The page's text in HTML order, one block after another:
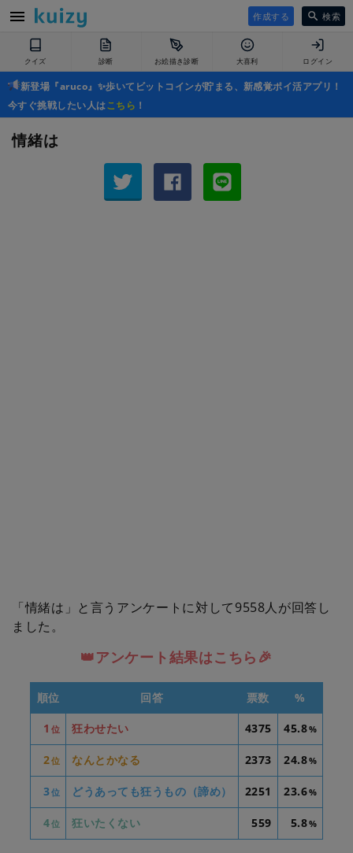
作成する 検索
クイズ 診断 お絵描き診断 大喜利 ログイン
新登場『aruco』✨歩いてビットコインが貯まる、新感覚ポイ活アプリ！
今すぐ挑戦したい人はこちら ！
情緒は
「情緒は」と言うアンケートに対して9558人が回答し
ました。
👑アンケート結果はこちら🎉
順位 回答 票数 %
1 位 狂わせたい 4375 45.8%
2位 なんとかなる 2373 24.8%
3位 どうあっても狂うもの（諦め） 2251 23.6%
4位 狂いたくない 559 5.8%